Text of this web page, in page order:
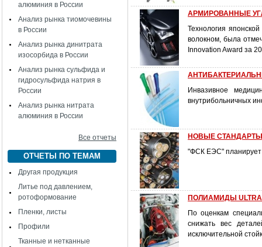
алюминия в России
Анализ рынка тиомочевины
в России
Анализ рынка динитрата
изосорбида в России
Анализ рынка сульфида и
гидросульфида натрия в
России
Анализ рынка нитрата
алюминия в России
Все отчеты
ОТЧЕТЫ ПО ТЕМАМ
Другая продукция
Литье под давлением,
ротоформование
Пленки, листы
Профили
Тканные и нетканные
АРМИРОВАННЫЕ
Технология
волокном, была
Innovation Award за
Инвазивное
внутрибольничных
НОВЫЕ
"ФСК ЕЭС" планирует
ПОЛИАМИДЫ
По оценкам
снижать вес
исключительной